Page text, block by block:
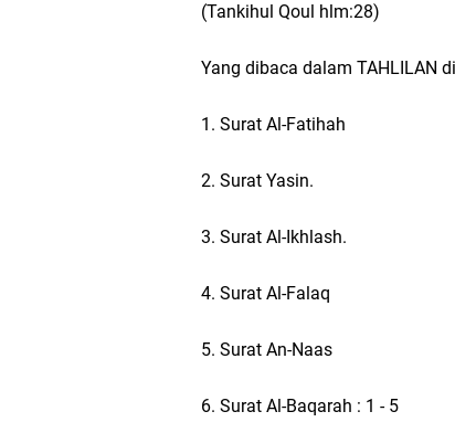
(Tankihul Qoul hlm:28)
Yang dibaca dalam TAHLILAN
1. Surat Al-Fatihah
2. Surat Yasin.
3. Surat Al-Ikhlash.
4. Surat Al-Falaq
5. Surat An-Naas
6. Surat Al-Baqarah : 1 - 5